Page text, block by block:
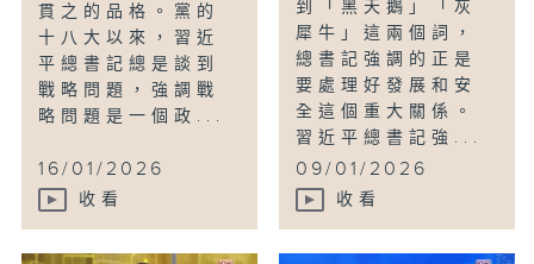
貫之的品格。黨的
十八大以來，習近
平總書記總是談到
戰略問題，強調戰
略問題是一個政...
16/01/2026
收看
到「黑天鵝」「灰
犀牛」這兩個詞，
總書記強調的正是
要處理好發展和安
全這個重大關係。
習近平總書記強...
09/01/2026
收看